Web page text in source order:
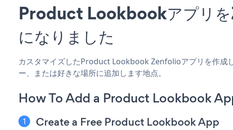
Product Lookbookアプリを
になりました
カスタマイズしたProduct Lookbook Zenfolioアプリを作成
ー、または好きな場所に追加します地点。
How To Add a Product Lookbook
Create a Free Product Lookbook App